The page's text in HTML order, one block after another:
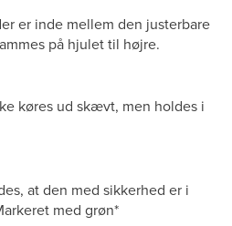
er inde mellem den justerbare
på hjulet til højre.
køres ud skævt, men holdes i
at den med sikkerhed er i
med grøn*